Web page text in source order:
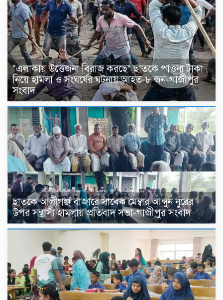
*এলাকায় উত্তেজনা বিরাজ করছে* ছাতকে পাওনা টাকা
নিয়ে হামলা ও সংঘর্ষের ঘটনায় আহত-৮ জন-গাজীপুর
সংবাদ
ছাতকে আলীগঞ্জ বাজারে সাবেক মেম্বার আব্দুন নুরের
উপর সন্ত্রাসী হামলায় প্রতিবাদ সভা-গাজীপুর সংবাদ